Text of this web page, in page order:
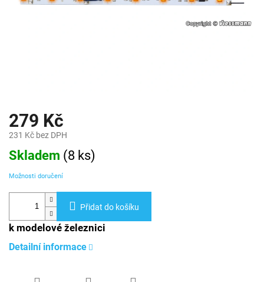
279 Kč
231 Kč bez DPH
Měrná
cena:
Skladem (8 ks)
Možnosti doručení
Přidat do košíku
k modelové železnici
Detailní informace